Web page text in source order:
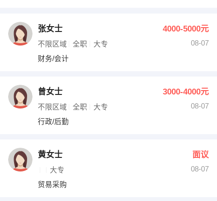
张女士 4000-5000元
不限区域 全职 大专
08-07
财务/会计
曾女士 3000-4000元
不限区域 全职 大专
08-07
行政/后勤
黄女士 面议
大专
08-07
贸易采购